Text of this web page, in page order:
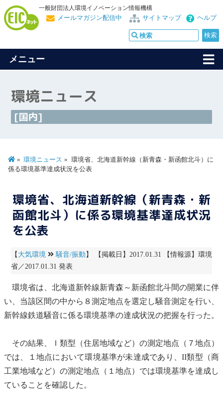
一般財団法人環境イノベーション情報機構
ヘルプ
サイトマップ
メールマガジン配信中
メニュー
環境ニュース
[国内]
環境ニュース
環境省、北海道新幹線（新青森・新函館北斗）に
係る環境基準達成状況を公表
環境省、北海道新幹線（新青森・新
函館北斗）に係る環境基準達成状況
を公表
【 大気環境 騒音/振動 】 【掲載日】2017.01.31 【情報源】環境
省／2017.01.31 発表
環境省は、北海道新幹線新青森～新函館北斗間の開業に伴
い、当該区間の中から８測定地点を選定し騒音測定を行い、
新幹線鉄道騒音に係る環境基準の達成状況の把握を行った。
その結果、Ｉ類型（住居地域など）の測定地点（７地点）
では、１地点において環境基準が未達成であり、II類型（商
工業地域など）の測定地点（１地点）では環境基準を達成し
ていることを確認した。